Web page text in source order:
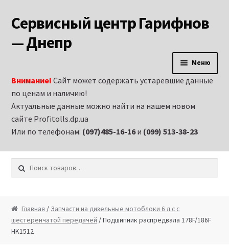
Перейти к навигации
Перейти к содержимому
Сервисный центр Гарифнов
— Днепр
Меню
Аренда строительного оборудования и
электроинструмента в Днепропетровске
Витрина
Запчасти на бензиновые двигатели
Запчасти на виброплиты
Внимание! Сайт может содержать устаревшие данные
по ценам и наличию!
Актуальные данные можно найти на нашем новом
сайте Profitolls.dp.ua
Или по телефонам: (097)485-16-16и (099) 513-38-23
Искать:
Главная / Запчасти на дизельные мотоблоки 6 л.с с
шестеренчатой передачей / Подшипник распредвала 178F/186F
HK1512